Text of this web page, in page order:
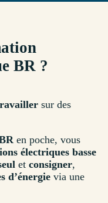
BR ?
sur des
en poche, vous
électriques basse
et consigner,
d’énergie via une